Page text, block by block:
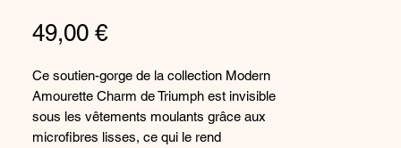
49,00 €Price
Ce soutien-gorge de la collection Modern
Amourette Charm de Triumph est invisible
sous les vêtements moulants grâce aux
microfibres lisses, ce qui le rend